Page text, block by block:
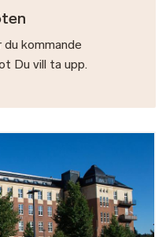
kommande
Du vill ta upp.